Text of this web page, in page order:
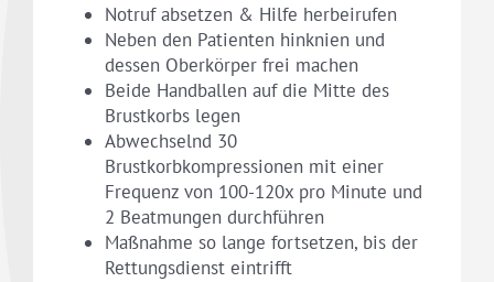
Notruf absetzen & Hilfe herbeirufen
Neben den Patienten hinknien und
dessen Oberkörper frei machen
Beide Handballen auf die Mitte des
Brustkorbs legen
Abwechselnd 30
Brustkorbkompressionen mit einer
Frequenz von 100-120x pro Minute und
2 Beatmungen durchführen
Maßnahme so lange fortsetzen, bis der
Rettungsdienst eintrifft